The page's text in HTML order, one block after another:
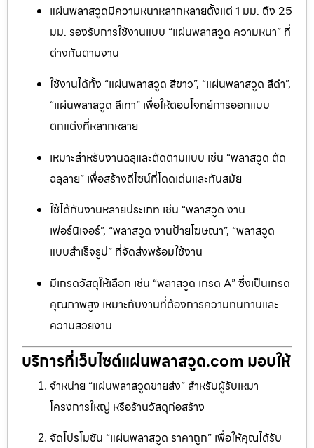
แผ่นพลาสวูดมีความหนาหลากหลายตั้งแต่ 1 มม. ถึง 25
มม. รองรับการใช้งานแบบ “แผ่นพลาสวูด ความหนา” ที่
ต่างกันตามงาน
ใช้งานได้ทั้ง “แผ่นพลาสวูด สีขาว”, “แผ่นพลาสวูด สีดำ”,
“แผ่นพลาสวูด สีเทา” เพื่อให้ตอบโจทย์การออกแบบ
ตกแต่งที่หลากหลาย
เหมาะสำหรับงานฉลุและตัดตามแบบ เช่น “พลาสวูด ตัด
ฉลุลาย” เพื่อสร้างดีไซน์ที่โดดเด่นและทันสมัย
ใช้ได้กับงานหลายประเภท เช่น “พลาสวูด งาน
เฟอร์นิเจอร์”, “พลาสวูด งานป้ายโฆษณา”, “พลาสวูด
แบบสำเร็จรูป” ที่จัดส่งพร้อมใช้งาน
มีเกรดวัสดุให้เลือก เช่น “พลาสวูด เกรด A” ซึ่งเป็นเกรด
คุณภาพสูง เหมาะกับงานที่ต้องการความทนทานและ
ความสวยงาม
บริการที่เว็บไซต์แผ่นพลาสวูด.com มอบให้
จำหน่าย “แผ่นพลาสวูดขายส่ง” สำหรับผู้รับเหมา
โครงการใหญ่ หรือร้านวัสดุก่อสร้าง
จัดโปรโมชัน “แผ่นพลาสวูด ราคาถูก” เพื่อให้คุณได้รับ